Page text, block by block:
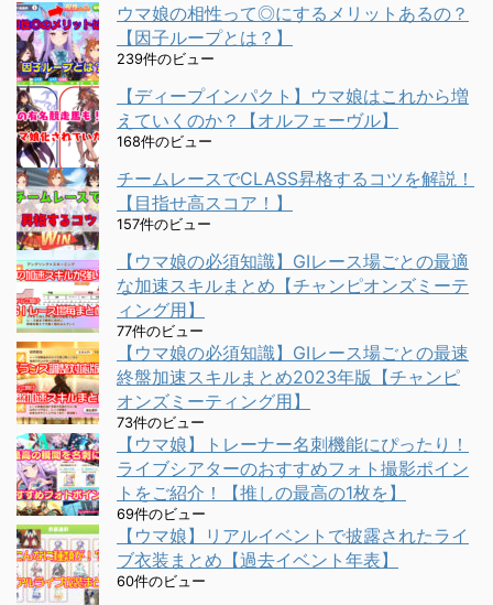
ウマ娘の相性って◎にするメリットあるの？
【因子ループとは？】
239件のビュー
【ディープインパクト】ウマ娘はこれから増
えていくのか？【オルフェーヴル】
168件のビュー
チームレースでCLASS昇格するコツを解説！
【目指せ高スコア！】
157件のビュー
【ウマ娘の必須知識】GⅠレース場ごとの最適
な加速スキルまとめ【チャンピオンズミーテ
ィング用】
77件のビュー
【ウマ娘の必須知識】GⅠレース場ごとの最速
終盤加速スキルまとめ2023年版【チャンピ
オンズミーティング用】
73件のビュー
【ウマ娘】トレーナー名刺機能にぴったり！
ライブシアターのおすすめフォト撮影ポイン
トをご紹介！【推しの最高の1枚を】
69件のビュー
【ウマ娘】リアルイベントで披露されたライ
ブ衣装まとめ【過去イベント年表】
60件のビュー